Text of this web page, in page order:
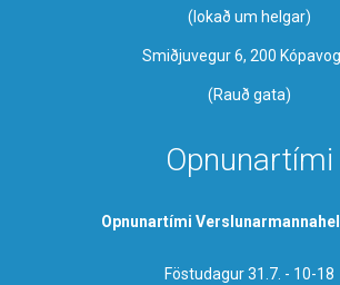
​(lokað um helgar)
Smiðjuvegur 6, 200
(Rauð gata)
Opnunartími
Opnunartími
Föstudagur 31.7. - 10-18